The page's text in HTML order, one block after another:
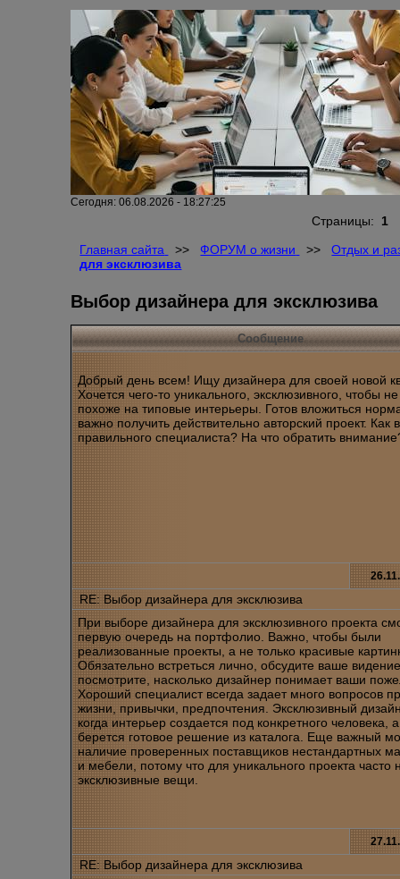
Сегодня: 06.08.2026 - 18:27:25
Страницы: 1
Главная сайта
>> ФОРУМ о жизни >>Отдых и
для эксклюзива
Выбор дизайнера для эксклюзива
Сообщение
Добрый день всем! Ищу дизайнера для своей новой
Хочется чего-то уникального, эксклюзивного, чтобы
похоже на типовые интерьеры. Готов вложиться
важно получить действительно авторский проект. Как
правильного специалиста? На что обратить
RE: Выбор дизайнера для эксклюзива
При выборе дизайнера для эксклюзивного проекта
первую очередь на портфолио. Важно, чтобы были
реализованные проекты, а не только красивые
Обязательно встреться лично, обсудите ваше
посмотрите, насколько дизайнер понимает ваши
Хороший специалист всегда задает много вопросов
жизни, привычки, предпочтения. Эксклюзивный
когда интерьер создается под конкретного человека,
берется готовое решение из каталога. Еще важный
наличие проверенных поставщиков нестандартных
и мебели, потому что для уникального проекта часто
эксклюзивные вещи.
RE: Выбор дизайнера для эксклюзива